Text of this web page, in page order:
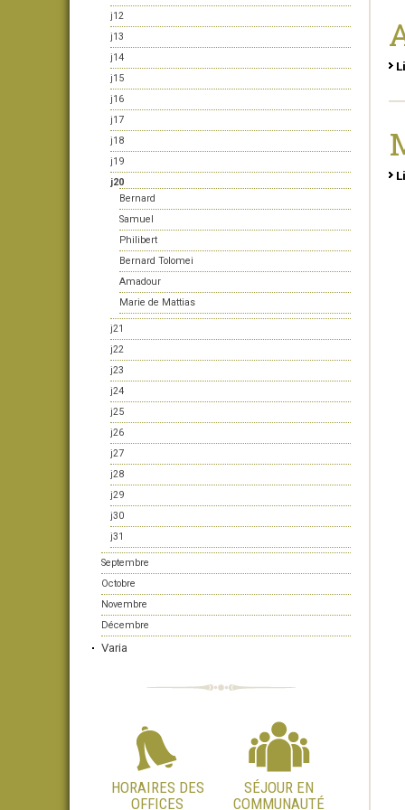
j12
j13
j14
j15
j16
j17
j18
j19
j20
Bernard
Samuel
Philibert
Bernard Tolomei
Amadour
Marie de Mattias
j21
j22
j23
j24
j25
j26
j27
j28
j29
j30
j31
Septembre
Octobre
Novembre
Décembre
Varia
HORAIRES DES
OFFICES
SÉJOUR EN
COMMUNAUTÉ